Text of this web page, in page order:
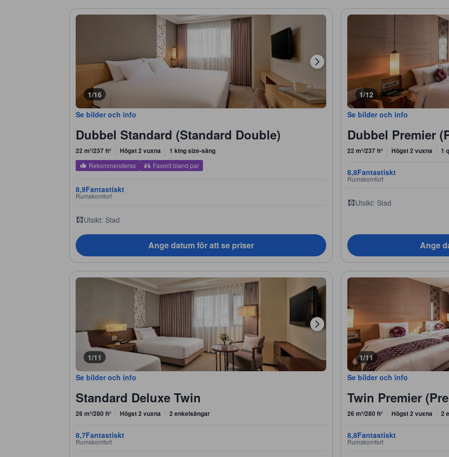
1/16
Se bilder och info
Dubbel Standard (Standard Double)
22 m²/237 ft² Högst 2 vuxna 1 king size-säng
Rekommenderas Favorit bland par
8,9Fantastiskt
Rumskomfort
Utsikt: Stad
Ange datum för att se priser
1/12
Se bilder och info
Dubbel Premier
22 m²/237 ft² Högst 2 vuxna 1
8,8Fantastiskt
Rumskomfort
Utsikt: Stad
Ange
1/11
Se bilder och info
Standard Deluxe Twin
26 m²/280 ft² Högst 2 vuxna 2 enkelsängar
8,7Fantastiskt
Rumskomfort
1/11
Se bilder och info
Twin Premier
26 m²/280 ft² Högst 2 vuxna 2
8,8Fantastiskt
Rumskomfort